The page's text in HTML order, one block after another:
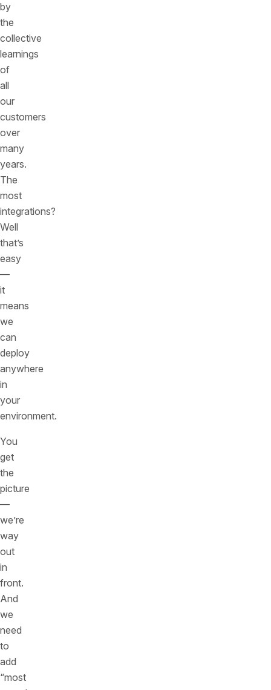
by
the
collective
learnings
of
all
our
customers
over
many
years.
The
most
integrations?
Well
that’s
easy
—
it
means
we
can
deploy
anywhere
in
your
environment.
You
get
the
picture
—
we’re
way
out
in
front.
And
we
need
to
add
“most